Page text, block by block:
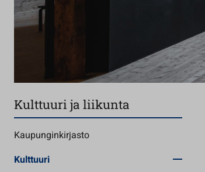
Kulttuuri ja liikunta
Kaupunginkirjasto
Kulttuuri